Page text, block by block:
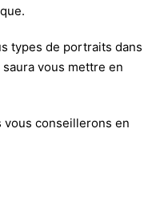
types de portraits dans
vous mettre en
vous conseillerons en